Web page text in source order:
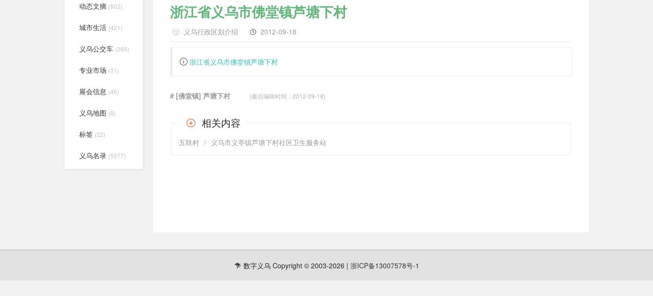
动态文摘 (802)
城市生活 (421)
义乌公交车 (265)
专业市场 (31)
展会信息 (45)
义乌地图 (6)
标签 (22)
义乌名录 (5277)
浙江省义乌市佛堂镇芦塘下村
义乌行政区划介绍 2012-09-18
浙江省义乌市佛堂镇芦塘下村
# [佛堂镇] 芦塘下村 {最后编辑时间：2012-09-18}
相关内容
五联村 / 义乌市义亭镇芦塘下村社区卫生服务站
数字义乌 Copyright © 2003-2026 | 浙ICP备13007578号-1